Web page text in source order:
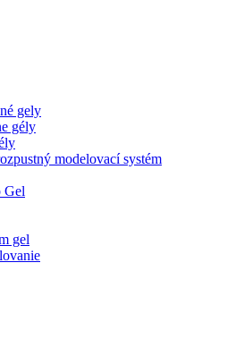
gely
gély
modelovací systém
Gel
gel